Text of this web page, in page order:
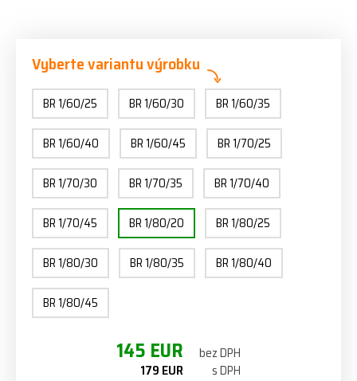
Vyberte variantu výrobku
BR 1/60/25 BR 1/60/30 BR 1/60/35
BR 1/60/40 BR 1/60/45 BR 1/70/25
BR 1/70/30 BR 1/70/35 BR 1/70/40
BR 1/70/45 BR 1/80/20 BR 1/80/25
BR 1/80/30 BR 1/80/35 BR 1/80/40
BR 1/80/45
145 EUR bez DPH
179 EUR s DPH